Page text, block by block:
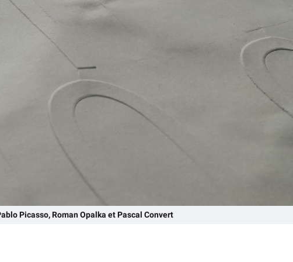
Picasso, Roman Opalka et Pascal Convert